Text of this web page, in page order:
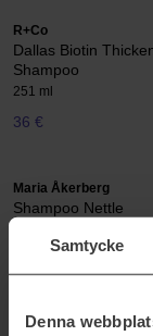
Samtycke
Denna
R+Co
Dallas Biotin
Shampoo
251 ml
36 €
Maria Åkerberg
Shampoo Nettle
Rahua